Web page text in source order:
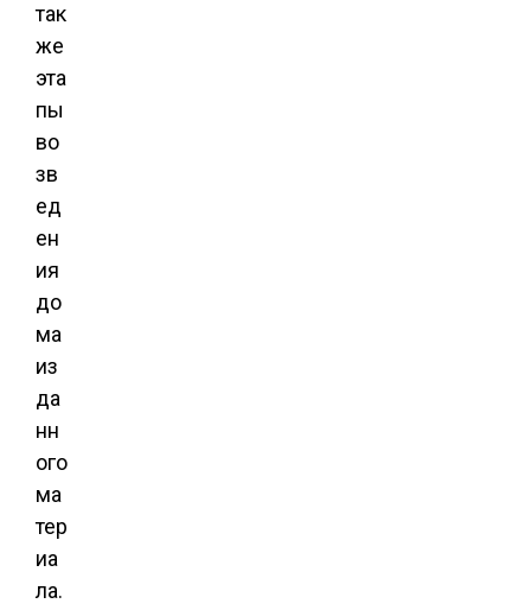
так
же
эта
пы
во
зв
ед
ен
ия
до
ма
из
да
нн
ого
ма
тер
иа
ла.